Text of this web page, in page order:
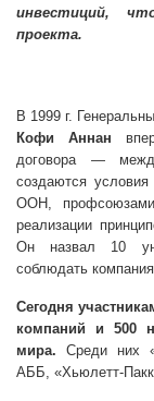
инвестиций,
проекта.
В 1999 г.
Кофи Аннан
договора —
создаются
ООН,
реализации
Он назвал 10
соблюдать
Сегодня
компаний и 500
мира. Среди них
АББ, «Хьюлетт-